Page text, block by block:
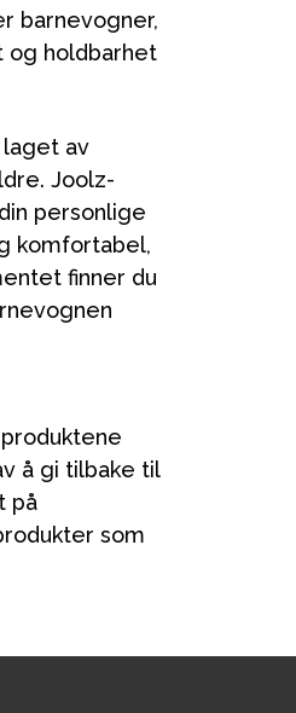
barnevogner,
og holdbarhet
av
Joolz-
personlige
komfortabel,
finner du
å gi tilbake til
på
som